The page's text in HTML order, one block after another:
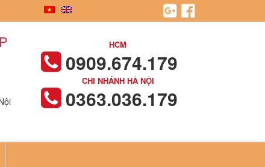
HCM
0909.674.179
CHI NHÁNH HÀ NỘI
0363.036.179